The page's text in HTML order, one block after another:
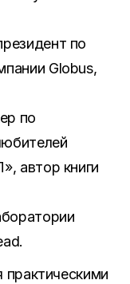
по
Globus,
по
автор книги
практическими